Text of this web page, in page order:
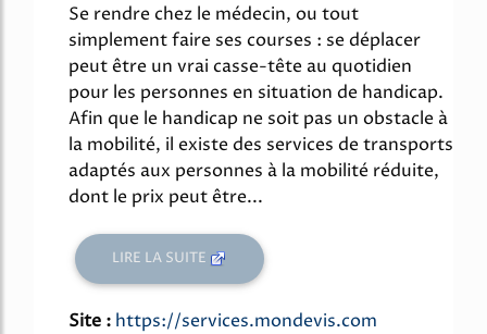
Se rendre chez le médecin, ou tout
simplement faire ses courses : se déplacer
peut être un vrai casse-tête au quotidien
pour les personnes en situation de handicap.
Afin que le handicap ne soit pas un obstacle à
la mobilité, il existe des services de transports
adaptés aux personnes à la mobilité réduite,
dont le prix peut être...
LIRE LA SUITE
Site : https://services.mondevis.com